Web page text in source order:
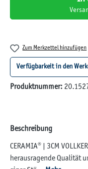
Zum Merkzettel hinzufügen
Verfügbarkeit in den
Produktnummer:
Beschreibung
CERAMIA® | 3CM
herausragende Qualität